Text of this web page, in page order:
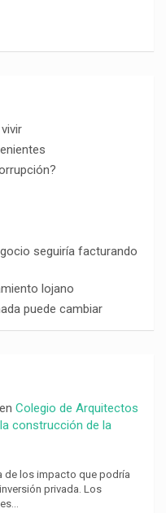
seguiría facturando
lojano
puede cambiar
Colegio de Arquitectos
construcción de la
de los impacto que podría
privada. Los